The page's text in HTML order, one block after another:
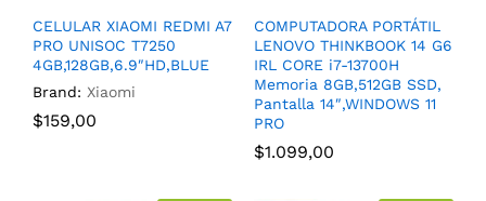
CELULAR XIAOMI REDMI A7
PRO UNISOC T7250
4GB,128GB,6.9″HD,BLUE
Brand: Xiaomi
$159,00
COMPUTADORA PORTÁTIL
LENOVO THINKBOOK 14 G6
IRL CORE i7-13700H
Memoria 8GB,512GB SSD,
Pantalla 14″,WINDOWS 11
PRO
$1.099,00